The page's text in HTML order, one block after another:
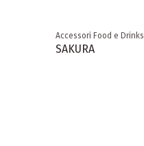
Accessori Food e Drinks
SAKURA